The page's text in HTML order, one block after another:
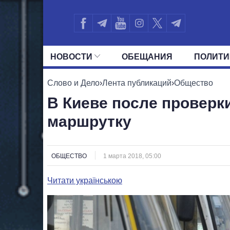
НОВОСТИ ОБЕЩАНИЯ
ВСЕ ПОЛИТИКИ ПРЕЗИДЕНТ И
Слово и Дело›Лента публикаций›Общество
В Киеве после
маршрутку
ОБЩЕСТВО 1 марта 2018, 05:00
Читати українською